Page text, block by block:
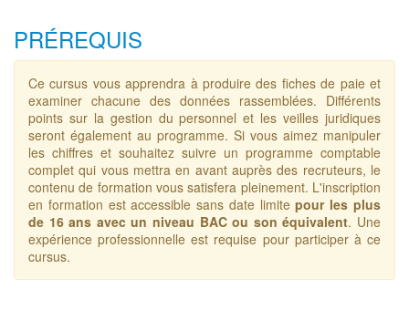
PRÉREQUIS
Ce cursus vous apprendra à produire des fiches de paie et
examiner chacune des données rassemblées. Différents
points sur la gestion du personnel et les veilles juridiques
seront également au programme. Si vous aimez manipuler
les chiffres et souhaitez suivre un programme comptable
complet qui vous mettra en avant auprès des recruteurs, le
contenu de formation vous satisfera pleinement. L'inscription
en formation est accessible sans date limitepour les plus
de 16 ans avec un niveau BAC ou son équivalent. Une
expérience professionnelle est requise pour participer à ce
cursus.